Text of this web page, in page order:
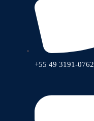
+55 49 3191-0762